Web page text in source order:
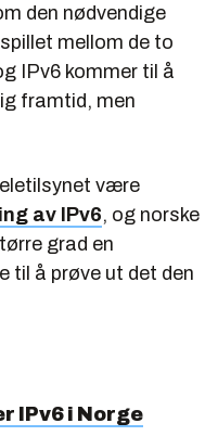
den nødvendige
mellom de to
IPv6 kommer til å
framtid, men
være
av IPv6, og norske
grad en
til å prøve ut det den
IPv6 i Norge